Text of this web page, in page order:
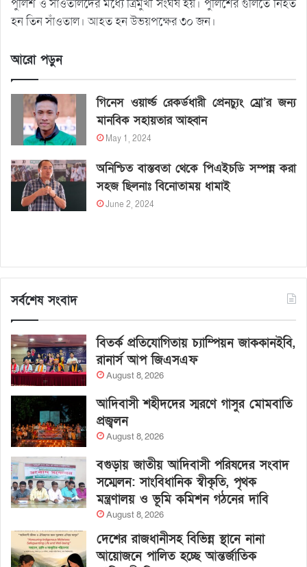
পুলিশ ও সাঁওতালদের মধ্যে ত্রিমুখী সংঘর্ষ হয়। পুলিশের গুলিতে নিহত
হন তিন সাঁওতাল। আহত হন উভয়পক্ষের ৩০ জন।
আরো পড়ুন
গিনেস ওয়ার্ল্ড রেকর্ডধারী প্রেনচ্যুং ম্রো’র জন্য
মানবিক সহায়তার আহ্বান
May 1, 2024
অনিশ্চিত বাস্তবতা থেকে পিএইচডি সম্পন্ন করা
সহজ ছিলনাঃ বিনোতাময় ধামাই
June 2, 2024
সর্বশেষ সংবাদ
বিতর্ক প্রতিযোগিতায় চ্যাম্পিয়ন জাককানইবি,
রানার্স আপ জিএসএফ
August 8, 2026
আদিবাসী শহীদদের স্মরণে গাসুর মোমবাতি
প্রজ্বলন
August 8, 2026
বগুড়ায় জাতীয় আদিবাসী পরিষদের সংবাদ
সম্মেলন: সাংবিধানিক স্বীকৃতি, পৃথক
মন্ত্রণালয় ও ভূমি কমিশন গঠনের দাবি
August 8, 2026
দেশের রাজধানীসহ বিভিন্ন স্থানে নানা
আয়োজনে পালিত হচ্ছে আন্তর্জাতিক